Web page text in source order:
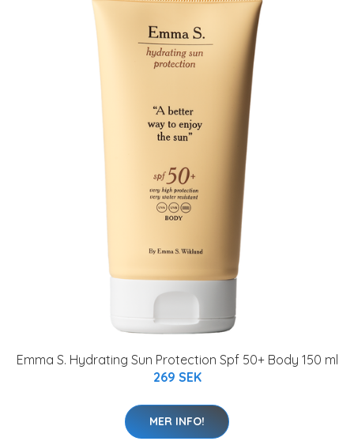
Emma S. Hydrating Sun Protection Spf 50+ Body 150 ml
269 SEK
MER INFO!